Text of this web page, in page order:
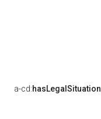
a-cd:hasLegalSituation